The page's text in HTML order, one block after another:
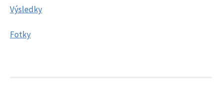
Výsledky
Fotky